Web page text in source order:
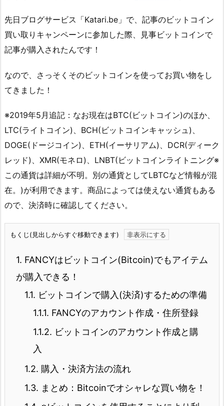
先日ブログサービス「Katari.be」で、記事のビットコイン
買い取りキャンペーンに参加した際、見事ビットコインで
記事が購入されたんです！
なので、さっそくそのビットコインを使ってお買い物をし
てきました！
※2019年5月追記：なお現在はBTC(ビットコイン)のほか、
LTC(ライトコイン)、BCH(ビットコインキャッシュ)、
DOGE(ドージコイン)、ETH(イーサリアム)、DCR(ディーク
レッド)、XMR(モネロ)、LNBT(ビットコインライトニング※
この通貨は詳細が不明。別の通貨としてLBTCなど情報が混
在。)が利用できます。商品によっては使えない通貨もある
ので、決済時に確認してください。
もくじ(見出しからすぐ移動できます)
1. FANCYはビットコイン(Bitcoin)でもアイテム
が購入できる！
1.1. ビットコインで購入(決済)するための準備
1.1.1. FANCYのアカウント作成・住所登録
1.1.2. ビットコインのアカウント作成と購
入
1.2. 購入・決済方法の流れ
1.3. まとめ：Bitcoinでオシャレな買い物を！